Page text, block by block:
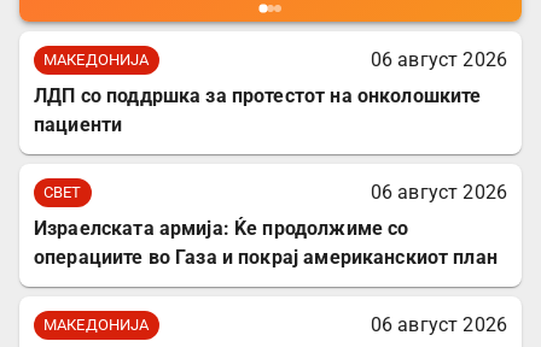
МАКЕДОНИЈА
06 август 2026
ЛДП со поддршка за протестот на онколошките
пациенти
СВЕТ
06 август 2026
Израелската армија: Ќе продолжиме со
операциите во Газа и покрај американскиот план
МАКЕДОНИЈА
06 август 2026